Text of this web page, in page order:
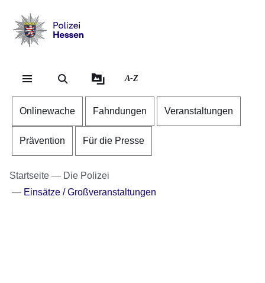
Hessen
A-Z
Onlinewache Fahndungen Veranstaltungen
Prävention Für die Presse
Startseite
Die Polizei
Einsätze / Großveranstaltungen